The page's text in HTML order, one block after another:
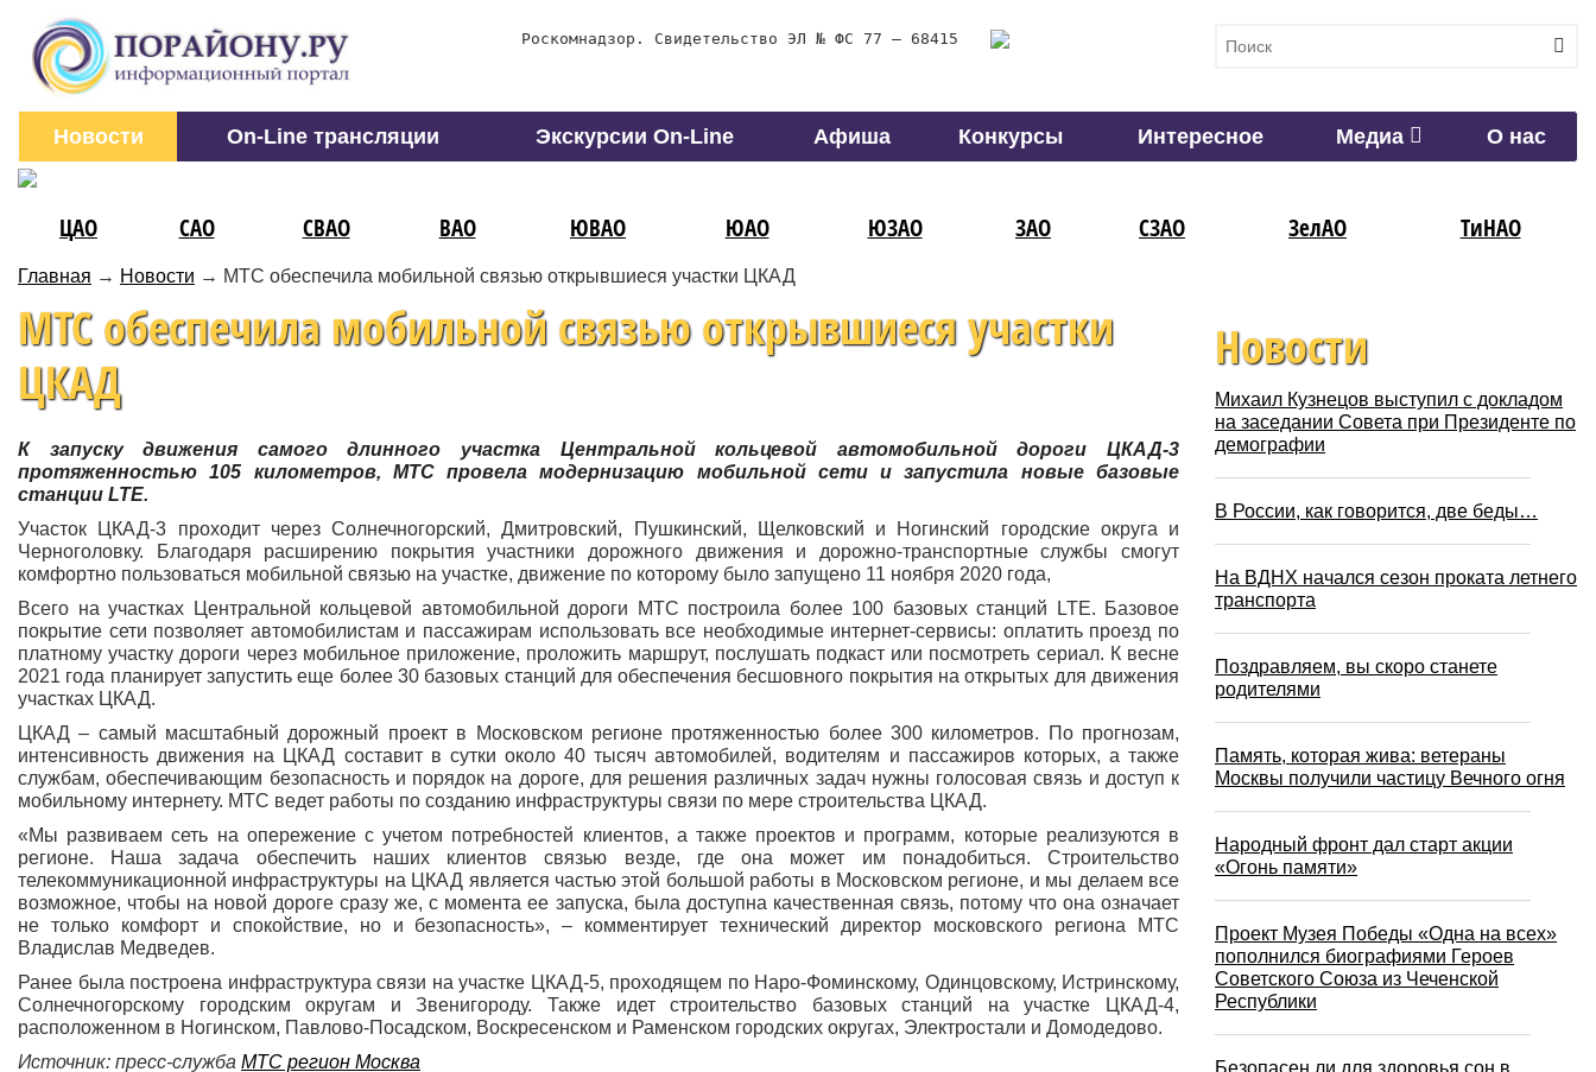
Роскомнадзор. Свидетельство ЭЛ № ФС 77 – 68415
Новости On-Line трансляции Экскурсии On-Line Афиша Конкурсы Интересное Медиа О нас
ЦАО САО СВАО ВАО ЮВАО ЮАО ЮЗАО ЗАО СЗАО ЗелАО ТиНАО
Главная → Новости → МТС обеспечила мобильной связью открывшиеся участки ЦКАД
МТС обеспечила мобильной связью открывшиеся участки
ЦКАД
К запуску движения самого длинного участка Центральной кольцевой автомобильной дороги ЦКАД-3
протяженностью 105 километров, МТС провела модернизацию мобильной сети и запустила новые базовые
станции LTE.
Участок ЦКАД-3 проходит через Солнечногорский, Дмитровский, Пушкинский, Щелковский и Ногинский городские округа и
Черноголовку. Благодаря расширению покрытия участники дорожного движения и дорожно-транспортные службы смогут
комфортно пользоваться мобильной связью на участке, движение по которому было запущено 11 ноября 2020 года,
Всего на участках Центральной кольцевой автомобильной дороги МТС построила более 100 базовых станций LTE. Базовое
покрытие сети позволяет автомобилистам и пассажирам использовать все необходимые интернет-сервисы: оплатить проезд по
платному участку дороги через мобильное приложение, проложить маршрут, послушать подкаст или посмотреть сериал. К весне
2021 года планирует запустить еще более 30 базовых станций для обеспечения бесшовного покрытия на открытых для движения
участках ЦКАД.
ЦКАД – самый масштабный дорожный проект в Московском регионе протяженностью более 300 километров. По прогнозам,
интенсивность движения на ЦКАД составит в сутки около 40 тысяч автомобилей, водителям и пассажиров которых, а также
службам, обеспечивающим безопасность и порядок на дороге, для решения различных задач нужны голосовая связь и доступ к
мобильному интернету. МТС ведет работы по созданию инфраструктуры связи по мере строительства ЦКАД.
«Мы развиваем сеть на опережение с учетом потребностей клиентов, а также проектов и программ, которые реализуются в
регионе. Наша задача обеспечить наших клиентов связью везде, где она может им понадобиться. Строительство
телекоммуникационной инфраструктуры на ЦКАД является частью этой большой работы в Московском регионе, и мы делаем все
возможное, чтобы на новой дороге сразу же, с момента ее запуска, была доступна качественная связь, потому что она означает
не только комфорт и спокойствие, но и безопасность», – комментирует технический директор московского региона МТС
Владислав Медведев.
Ранее была построена инфраструктура связи на участке ЦКАД-5, проходящем по Наро-Фоминскому, Одинцовскому, Истринскому,
Солнечногорскому городским округам и Звенигороду. Также идет строительство базовых станций на участке ЦКАД-4,
расположенном в Ногинском, Павлово-Посадском, Воскресенском и Раменском городских округах, Электростали и Домодедово.
Источник: пресс-служба МТС регион Москва
Новости
Михаил Кузнецов выступил с докладом
на заседании Совета при Президенте по
демографии
В России, как говорится, две беды…
На ВДНХ начался сезон проката летнего
транспорта
Поздравляем, вы скоро станете
родителями
Память, которая жива: ветераны
Москвы получили частицу Вечного огня
Народный фронт дал старт акции
«Огонь памяти»
Проект Музея Победы «Одна на всех»
пополнился биографиями Героев
Советского Союза из Чеченской
Республики
Безопасен ли для здоровья сон в